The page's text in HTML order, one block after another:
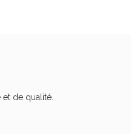
de qualité.